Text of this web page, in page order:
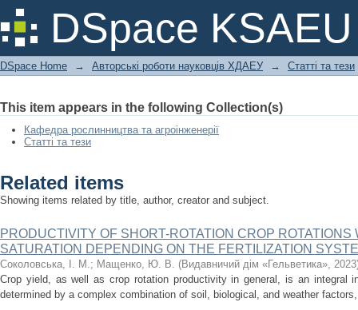
DSpace KSAEU
GROWING WINTER WHEAT IN
MODELS ADAPTED TO THE
DSpace Home → Авторські роботи науковців ХДАЕУ → Статті та тези
This item appears in the following Collection(s)
Кафедра рослинництва та агроінженерії
Статті та тези
Related items
Showing items related by title, author, creator and subject.
PRODUCTIVITY OF SHORT-ROTATION CROP
SATURATION DEPENDING ON THE FERTILIZATION
Соколовська, І. М.; Мащенко, Ю. В. (Видавничий дім «Гельветика», 2023
Crop yield, as well as crop rotation productivity in general, is an integral
determined by a complex combination of soil, biological, and weather